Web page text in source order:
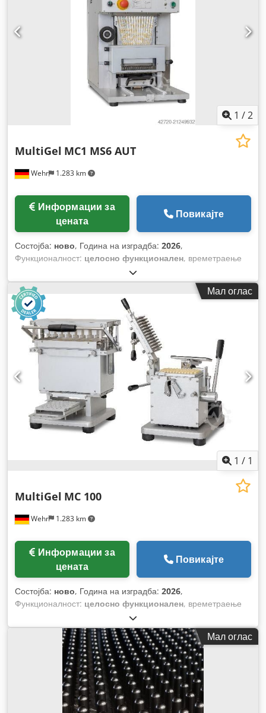
1 /2
Wehr 1.283 km
MultiGel MC1 MS6 AUT
цената
Повикајте
Состојба: ново, Година на изградба: 2026,
Функционалност: целосно функционален, времетраење
Мал оглас
1 / 1
Wehr 1.283 km
MultiGel MC 100
цената
Повикајте
Состојба: ново, Година на изградба: 2026,
Функционалност: целосно функционален, времетраење
Мал оглас